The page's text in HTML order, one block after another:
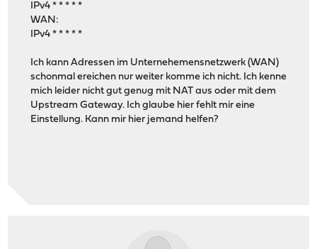
IPv4 * * * * *
WAN:
IPv4 * * * * *
Ich kann Adressen im Unternehemensnetzwerk (WAN)
schonmal ereichen nur weiter komme ich nicht. Ich kenne
mich leider nicht gut genug mit NAT aus oder mit dem
Upstream Gateway. Ich glaube hier fehlt mir eine
Einstellung. Kann mir hier jemand helfen?